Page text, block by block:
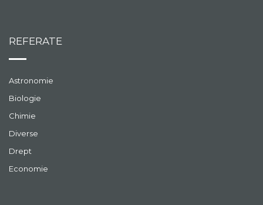
REFERATE
Astronomie
Biologie
Chimie
Diverse
Drept
Economie